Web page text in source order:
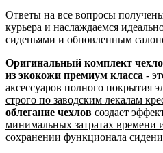
Ответы на все вопросы
курьера и наслаждаемся
сиденьями и обновленным
Оригинальный комплект
из экокожи премиум класса -
аксессуаров полного покрытия
строго по заводским лекалам
облегание чехлов создает
минимальных затратах времени
сохранении функционала